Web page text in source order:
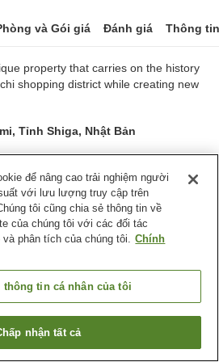
và Gói giá Đánh giá Thông
property that carries on the history
shopping district while creating new
Tỉnh Shiga, Nhật Bản
52 lượt
Lounge
Tỉnh Shiga
Thành phố Higashiomi
phòng trống
để nâng cao trải nghiệm người
với lưu lượng truy cập trên
tôi cũng chia sẻ thông tin về
của chúng tôi với các đối tác
phân tích của chúng tôi. Chính
thông tin cá nhân của tôi
nhận tất cả